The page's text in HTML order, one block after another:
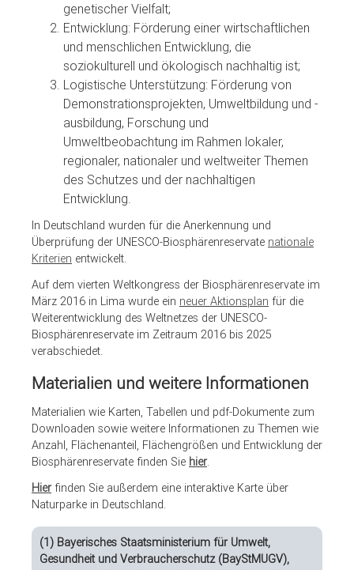
genetischer Vielfalt;
Entwicklung: Förderung einer wirtschaftlichen
und menschlichen Entwicklung, die
soziokulturell und ökologisch nachhaltig ist;
Logistische Unterstützung: Förderung von
Demonstrationsprojekten, Umweltbildung und -
ausbildung, Forschung und
Umweltbeobachtung im Rahmen lokaler,
regionaler, nationaler und weltweiter Themen
des Schutzes und der nachhaltigen
Entwicklung.
In Deutschland wurden für die Anerkennung und
Überprüfung der UNESCO-Biosphärenreservate nationale
Kriterien entwickelt.
Auf dem vierten Weltkongress der Biosphärenreservate im
März 2016 in Lima wurde ein neuer Aktionsplan für die
Weiterentwicklung des Weltnetzes der UNESCO-
Biosphärenreservate im Zeitraum 2016 bis 2025
verabschiedet.
Materialien und weitere Informationen
Materialien wie Karten, Tabellen und pdf-Dokumente zum
Downloaden sowie weitere Informationen zu Themen wie
Anzahl, Flächenanteil, Flächengrößen und Entwicklung der
Biosphärenreservate finden Sie hier.
Hierfinden Sie außerdem eine interaktive Karte über
Naturparke in Deutschland.
(1) Bayerisches Staatsministerium für Umwelt,
Gesundheit und Verbraucherschutz (BayStMUGV),